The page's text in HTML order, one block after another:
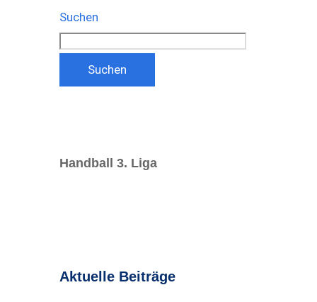
Suchen
Suchen
Handball 3. Liga
Aktuelle Beiträge